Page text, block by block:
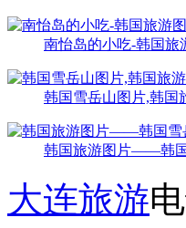
南怡岛的小吃-韩国旅
韩国雪岳山图片,韩国
韩国旅游图片——韩
大连旅游